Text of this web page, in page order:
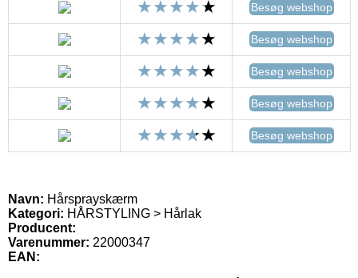
Besøg webshop
Besøg webshop
Besøg webshop
Besøg webshop
Besøg webshop
Navn: Hårsprayskærm
Kategori: HÅRSTYLING > Hårlak
Producent:
Varenummer: 22000347
EAN: